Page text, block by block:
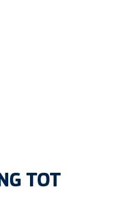
TOT